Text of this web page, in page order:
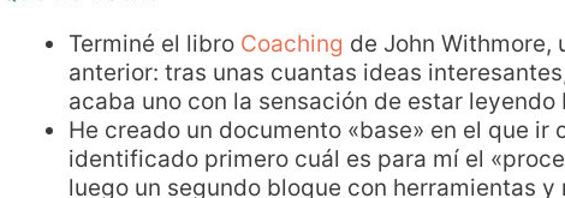
Terminé el libro Coaching de John Withmore,
anterior: tras unas cuantas ideas
acaba uno con la sensación de estar leyendo
He creado un documento «base» en el que
identificado primero cuál es para mí el
luego un segundo bloque con herramientas